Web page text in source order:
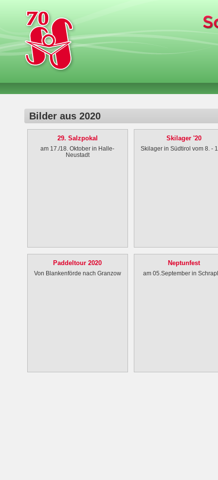
Bilder aus 2020
29. Salzpokal
am 17./18. Oktober in Halle-
Neustadt
Skilager '20
Skilager in Südtirol vom 8. -
Paddeltour 2020
Von Blankenförde nach Granzow
Neptunfest
am 05.September in